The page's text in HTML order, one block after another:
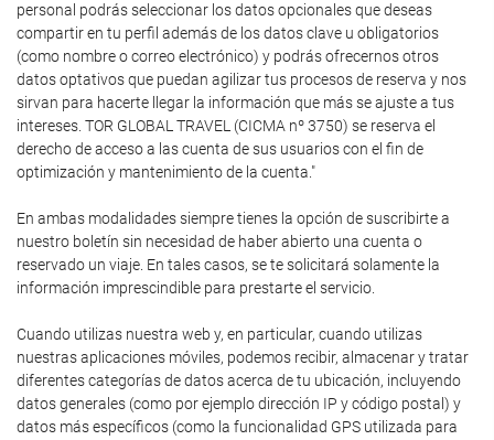
personal podrás seleccionar los datos opcionales que deseas
compartir en tu perfil además de los datos clave u obligatorios
(como nombre o correo electrónico) y podrás ofrecernos otros
datos optativos que puedan agilizar tus procesos de reserva y nos
sirvan para hacerte llegar la información que más se ajuste a tus
intereses. TOR GLOBAL TRAVEL (CICMA nº 3750) se reserva el
derecho de acceso a las cuenta de sus usuarios con el fin de
optimización y mantenimiento de la cuenta."
En ambas modalidades siempre tienes la opción de suscribirte a
nuestro boletín sin necesidad de haber abierto una cuenta o
reservado un viaje. En tales casos, se te solicitará solamente la
información imprescindible para prestarte el servicio.
Cuando utilizas nuestra web y, en particular, cuando utilizas
nuestras aplicaciones móviles, podemos recibir, almacenar y tratar
diferentes categorías de datos acerca de tu ubicación, incluyendo
datos generales (como por ejemplo dirección IP y código postal) y
datos más específicos (como la funcionalidad GPS utilizada para